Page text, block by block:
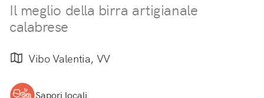
Il meglio della birra artigianale
calabrese
Vibo Valentia, VV
Sapori locali